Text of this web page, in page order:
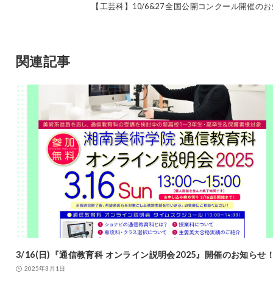
【工芸科】10/6&27 全国公開コンクール開催の
関連記事
3/16(日)『通信教育科 オンライン説明会2025』開催のお知らせ
2025年3月1日